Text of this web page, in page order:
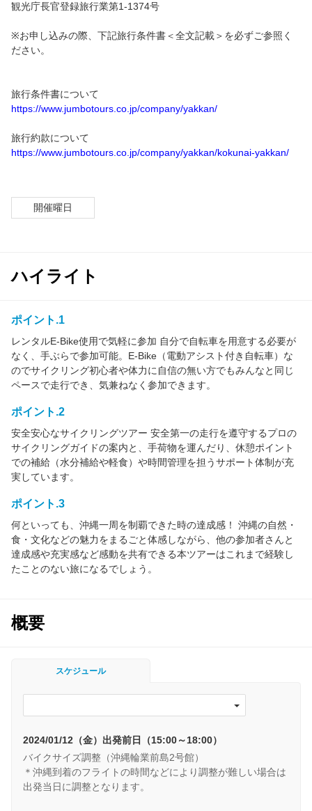
観光庁長官登録旅行業第1-1374号
※お申し込みの際、下記旅行条件書＜全文記載＞を必ずご参照く
ださい。
旅行条件書について
https://www.jumbotours.co.jp/company/yakkan/
旅行約款について
https://www.jumbotours.co.jp/company/yakkan/kokunai-yakkan/
開催曜日
ハイライト
ポイント.1
レンタルE-Bike使用で気軽に参加 自分で自転車を用意する必要が
なく、手ぶらで参加可能。E-Bike（電動アシスト付き自転車）な
のでサイクリング初心者や体力に自信の無い方でもみんなと同じ
ペースで走行でき、気兼ねなく参加できます。
ポイント.2
安全安心なサイクリングツアー 安全第一の走行を遵守するプロの
サイクリングガイドの案内と、手荷物を運んだり、休憩ポイント
での補給（水分補給や軽食）や時間管理を担うサポート体制が充
実しています。
ポイント.3
何といっても、沖縄一周を制覇できた時の達成感！ 沖縄の自然・
食・文化などの魅力をまるごと体感しながら、他の参加者さんと
達成感や充実感など感動を共有できる本ツアーはこれまで経験し
たことのない旅になるでしょう。
概要
スケジュール
2024/01/12（金）出発前日（15:00～18:00）
バイクサイズ調整（沖縄輪業前島2号館）
＊沖縄到着のフライトの時間などにより調整が難しい場合は
出発当日に調整となります。